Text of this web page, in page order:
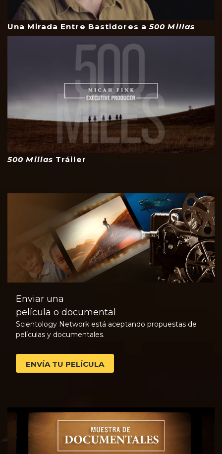
Una Mirada Entre Bastidores a500 Millas
500 Millas Tráiler
Enviar una
película o documental
Scientology Network está aceptando propuestas de
películas y documentales.
ENVÍA TU PELÍCULA